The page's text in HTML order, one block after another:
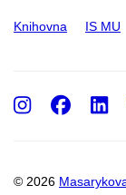
Knihovna IS MU
© 2026